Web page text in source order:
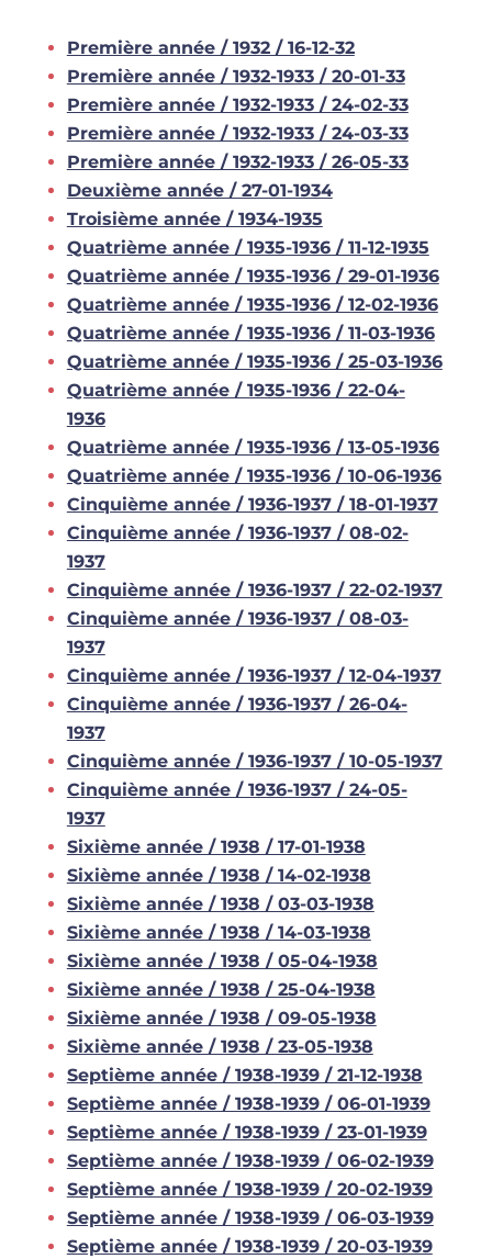
Première année / 1932 / 16-12-32
Première année / 1932-1933 / 20-01-33
Première année / 1932-1933 / 24-02-33
Première année / 1932-1933 / 24-03-33
Première année / 1932-1933 / 26-05-33
Deuxième année / 27-01-1934
Troisième année / 1934-1935
Quatrième année / 1935-1936 / 11-12-1935
Quatrième année / 1935-1936 / 29-01-1936
Quatrième année / 1935-1936 / 12-02-1936
Quatrième année / 1935-1936 / 11-03-1936
Quatrième année / 1935-1936 / 25-03-1936
Quatrième année / 1935-1936 / 22-04-
1936
Quatrième année / 1935-1936 / 13-05-1936
Quatrième année / 1935-1936 / 10-06-1936
Cinquième année / 1936-1937 / 18-01-1937
Cinquième année / 1936-1937 / 08-02-
1937
Cinquième année / 1936-1937 / 22-02-1937
Cinquième année / 1936-1937 / 08-03-
1937
Cinquième année / 1936-1937 / 12-04-1937
Cinquième année / 1936-1937 / 26-04-
1937
Cinquième année / 1936-1937 / 10-05-1937
Cinquième année / 1936-1937 / 24-05-
1937
Sixième année / 1938 / 17-01-1938
Sixième année / 1938 / 14-02-1938
Sixième année / 1938 / 03-03-1938
Sixième année / 1938 / 14-03-1938
Sixième année / 1938 / 05-04-1938
Sixième année / 1938 / 25-04-1938
Sixième année / 1938 / 09-05-1938
Sixième année / 1938 / 23-05-1938
Septième année / 1938-1939 / 21-12-1938
Septième année / 1938-1939 / 06-01-1939
Septième année / 1938-1939 / 23-01-1939
Septième année / 1938-1939 / 06-02-1939
Septième année / 1938-1939 / 20-02-1939
Septième année / 1938-1939 / 06-03-1939
Septième année / 1938-1939 / 20-03-1939